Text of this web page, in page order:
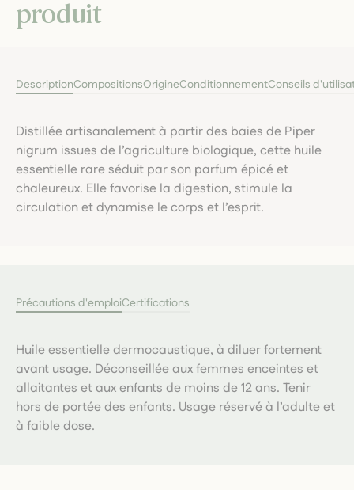
produit
DescriptionCompositionsOrigineConditionnementConseils
Distillée artisanalement à partir des baies de Piper
nigrum issues de l’agriculture biologique, cette huile
essentielle rare séduit par son parfum épicé et
chaleureux. Elle favorise la digestion, stimule la
circulation et dynamise le corps et l’esprit.
Précautions d'emploiCertifications
Huile essentielle dermocaustique, à diluer fortement
avant usage. Déconseillée aux femmes enceintes et
allaitantes et aux enfants de moins de 12 ans. Tenir
hors de portée des enfants. Usage réservé à l’adulte et
à faible dose.